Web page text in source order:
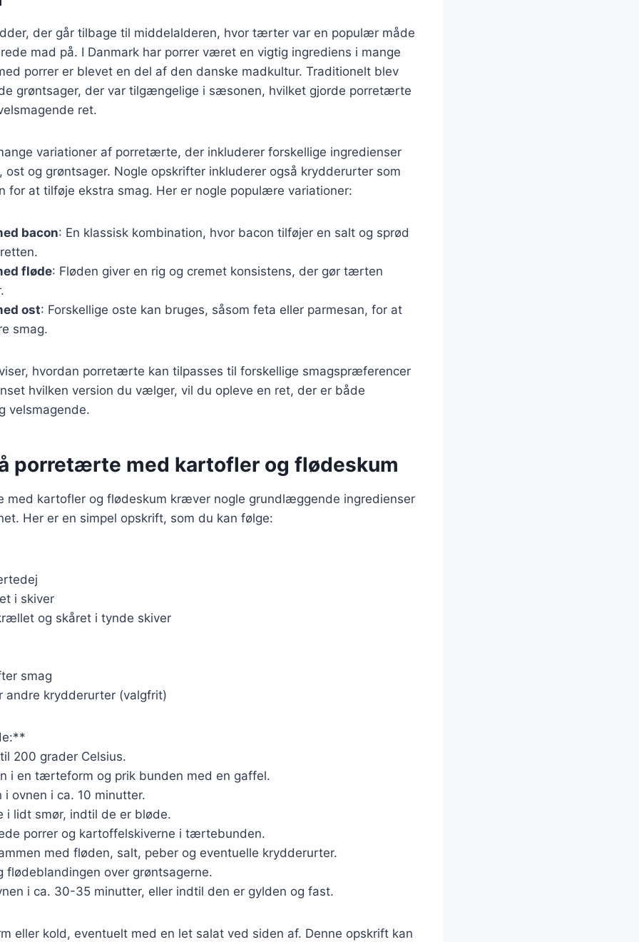
der går tilbage til middelalderen, hvor tærter var en populær måde
mad på. I Danmark har porrer været en vigtig ingrediens i mange
porrer er blevet en del af den danske madkultur. Traditionelt blev
grøntsager, der var tilgængelige i sæsonen, hvilket gjorde porretærte
ret.
variationer af porretærte, der inkluderer forskellige ingredienser
ost og grøntsager. Nogle opskrifter inkluderer også krydderurter som
for at tilføje ekstra smag. Her er nogle populære variationer:
bacon: En klassisk kombination, hvor bacon tilføjer en salt og sprød
fløde: Fløden giver en rig og cremet konsistens, der gør tærten
ost: Forskellige oste kan bruges, såsom feta eller parmesan, for at
smag.
hvordan porretærte kan tilpasses til forskellige smagspræferencer
hvilken version du vælger, vil du opleve en ret, der er både
velsmagende.
porretærte med kartofler og flødeskum
med kartofler og flødeskum kræver nogle grundlæggende ingredienser
Her er en simpel opskrift, som du kan følge:
i skiver
og skåret i tynde skiver
smag
andre krydderurter (valgfrit)
200 grader Celsius.
i en tærteform og prik bunden med en gaffel.
i ovnen i ca. 10 minutter.
i lidt smør, indtil de er bløde.
porrer og kartoffelskiverne i tærtebunden.
med fløden, salt, peber og eventuelle krydderurter.
over grøntsagerne.
i ca. 30-35 minutter, eller indtil den er gylden og fast.
eller kold, eventuelt med en let salat ved siden af. Denne opskrift kan